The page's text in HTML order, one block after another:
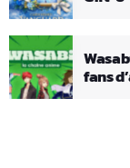
fans